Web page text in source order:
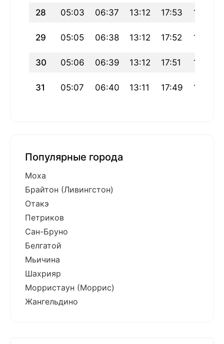
28 05:03 06:37 13:12 17:53 19:47
29 05:05 06:38 13:12 17:52 19:46
30 05:06 06:39 13:12 17:51 19:44
31 05:07 06:40 13:11 17:49 19:43
Популярные города
Моха
Брайтон (Ливингстон)
Отакэ
Петриков
Сан-Бруно
Белгатой
Мьичина
Шахрияр
Морристаун (Моррис)
Жангельдино